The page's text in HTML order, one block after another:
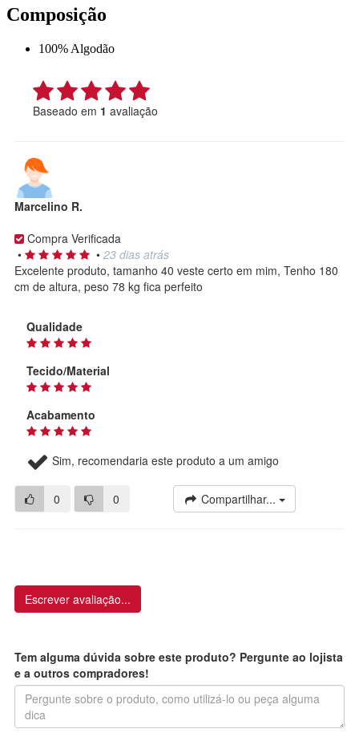
Composição
100% Algodão
Baseado em 1 avaliação
Marcelino R.
Compra Verificada
•
• 23 dias atrás
Excelente produto, tamanho 40 veste certo em mim, Tenho 180
cm de altura, peso 78 kg fica perfeito
Qualidade
Tecido/Material
Acabamento
Sim, recomendaria este produto a um amigo
0 0 Compartilhar...
Escrever avaliação...
Tem alguma dúvida sobre este produto? Pergunte ao lojista
e a outros compradores!